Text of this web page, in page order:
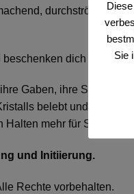
durchströmend
dich
Gaben, ihre
belebt und
mehr für Schatten
und Initiierung.
Rechte vorbehalten.
Sie